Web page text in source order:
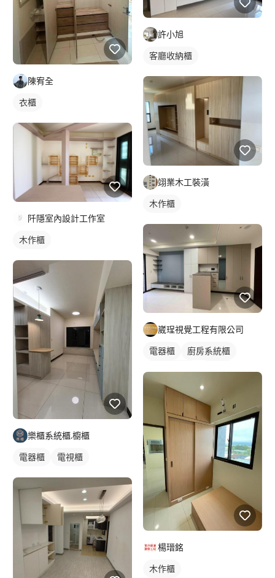
陳宥全
衣櫃
阡隱室內設計工作室
木作櫃
樂櫃系統櫃.櫥櫃
電器櫃 電視櫃
許小旭
客廳收納櫃
翊業木工裝潢
木作櫃
崴珵視覺工程有限公司
電器櫃
廚房系統櫃
客廳收納櫃
電視櫃
楊瑨銘
木作櫃